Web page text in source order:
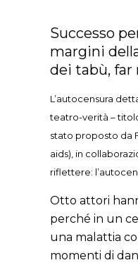
Successo
margini
dei tabù,
L’autocensura
teatro-verità –
stato proposto da
aids), in
riflettere:
Otto attori
perché in un
una malattia
momenti di